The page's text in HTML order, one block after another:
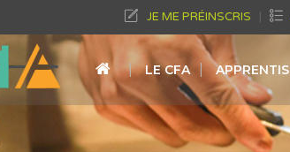
JE ME PRÉINSCRIS
LE CFA APPRENTIS